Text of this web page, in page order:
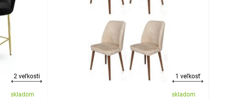
2 veľkosti
skladom
1 veľkosť
skladom